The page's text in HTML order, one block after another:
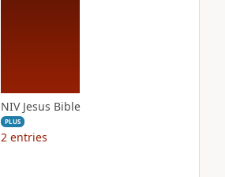
NIV Jesus Bible
PLUS
2 entries